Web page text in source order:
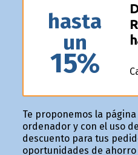
hasta
un
15%
Te proponemos la
ordenador y con el uso
descuento para tus
oportunidades de